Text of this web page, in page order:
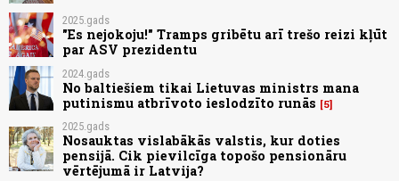
2025.gads
"Es nejokoju!" Tramps gribētu arī trešo reizi kļūt
par ASV prezidentu
2024.gads
No baltiešiem tikai Lietuvas ministrs mana
putinismu atbrīvoto ieslodzīto runās
5
2025.gads
Nosauktas vislabākās valstis, kur doties
pensijā. Cik pievilcīga topošo pensionāru
vērtējumā ir Latvija?